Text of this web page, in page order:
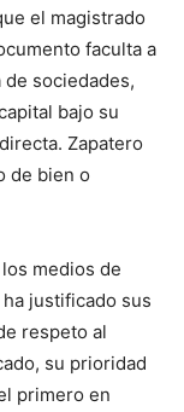
el magistrado
faculta a
sociedades,
bajo su
Zapatero
de bien o
medios de
justificado sus
respeto al
su prioridad
primero en